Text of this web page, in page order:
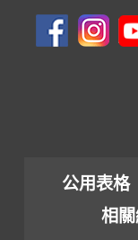
公用表格
相